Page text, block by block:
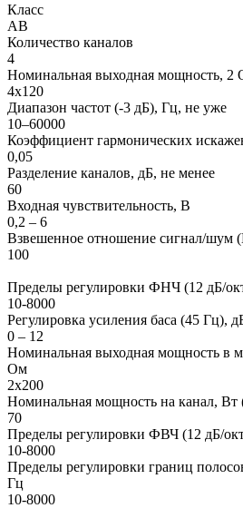
Класс
AB
Количество каналов
4
Номинальная выходная мощность, 2
4х120
Диапазон частот (-3 дБ), Гц, не уже
10–60000
Коэффициент гармонических
0,05
Разделение каналов, дБ, не менее
60
Входная чувствительность, В
0,2 – 6
Взвешенное отношение сигнал/
100
Пределы регулировки ФНЧ (12 дБ/
10-8000
Регулировка усиления баса (45 Гц),
0 – 12
Номинальная выходная мощность в
Ом
2х200
Номинальная мощность на канал,
70
Пределы регулировки ФВЧ (12 дБ/
10-8000
Пределы регулировки границ
Гц
10-8000